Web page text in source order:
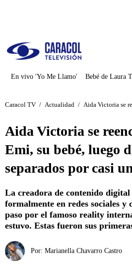
En vivo 'Yo Me Llamo' Bebé de Laura
Caracol TV / Actualidad / Aida Victoria se
Aida Victoria se
Emi, su bebé, luego
separados por casi
La creadora de contenido
formalmente en redes sociales y
paso por el famoso reality
estuvo. Estas fueron sus
Por: Marianella Chavarro Castro